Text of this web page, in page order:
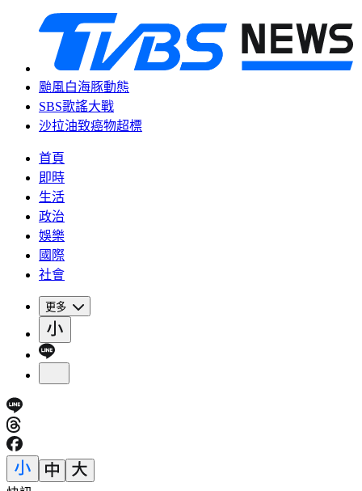
颱風白海豚動態
SBS歌謠大戰
沙拉油致癌物超標
首頁
即時
生活
政治
娛樂
國際
社會
更多